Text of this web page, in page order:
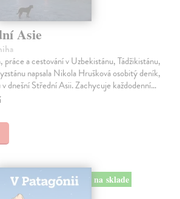
Asie
a cestování v Uzbekistánu, Tádžikistánu,
napsala Nikola Hrušková osobitý deník,
dnešní Střední Asii. Zachycuje každodenní…
na sklade